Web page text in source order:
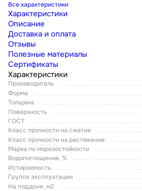
Все характеристики
Характеристики
Описание
Доставка и оплата
Отзывы
Полезные материалы
Сертификаты
Характеристики
Производитель
Форма
Толщина
Поверхность
ГОСТ
Класс прочности на сжатие
Класс прочности на растяжение
Марка по морозостойкости
Водопоглощение, %
Истираемость
Группа эксплуатации
На поддоне, м2